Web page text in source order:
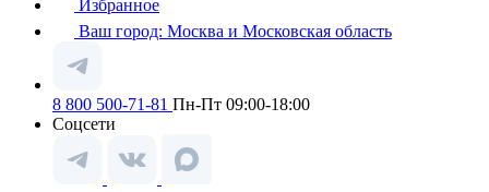
Избранное
Ваш город: Москва и Московская область
8 800 500-71-81 Пн-Пт 09:00-18:00
Соцсети